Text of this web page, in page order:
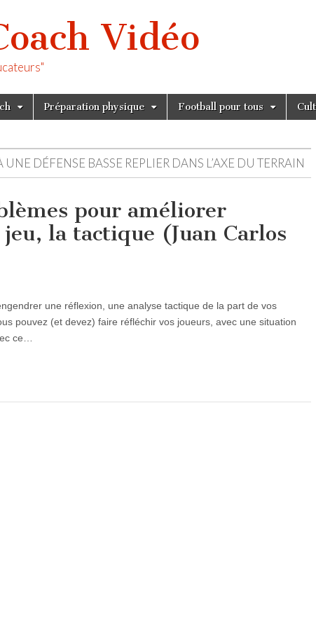
Vidéo
Préparation physique Football pour tous
UNE DÉFENSE BASSE REPLIER DANS L’AXE DU TERRAIN
pour améliorer
la tactique (Juan Carlos
une réflexion, une analyse tactique de la part de vos
pouvez (et devez) faire réfléchir vos joueurs, avec une situation
ce…